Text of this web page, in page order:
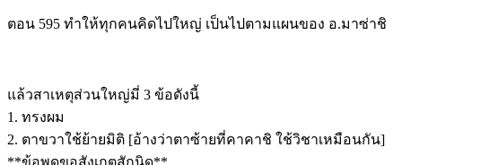
ตอน 595 ทำให้ทุกคนคิดไปใหญ่ เป็นไปตามแผนของ อ.มาซ่าชิ
แล้วสาเหตุส่วนใหญ่มี่ 3 ข้อดังนี้
1. ทรงผม
2. ตาขวาใช้ย้ายมิติ [อ้างว่าตาซ้ายที่คาคาชิ ใช้วิชาเหมือนกัน]
**ข้อพูดขอสังเกตสักนิด**